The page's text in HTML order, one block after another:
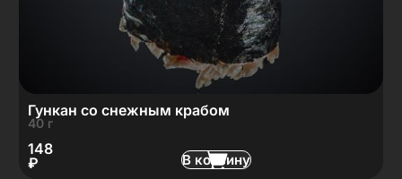
Гункан со снежным крабом
40 г
148
₽
В корзину